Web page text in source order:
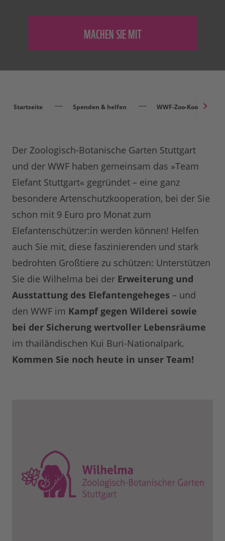
Startseite Spenden & helfen WWF-Zoo-
Der Zoologisch-Botanische Garten Stuttgart
und der WWF haben gemeinsam das »Team
Elefant Stuttgart« gegründet – eine ganz
besondere Artenschutzkooperation, bei der Sie
schon mit 9 Euro pro Monat zum
Elefantenschützer:in werden können! Helfen
auch Sie mit, diese faszinierenden und stark
bedrohten Großtiere zu schützen: Unterstützen
Sie die Wilhelma bei der Erweiterung und
Ausstattung des Elefantengeheges – und
den WWF im Kampf gegen Wilderei sowie
bei der Sicherung wertvoller Lebensräume
im thailändischen Kui Buri-Nationalpark.
Kommen Sie noch heute in unser Team!